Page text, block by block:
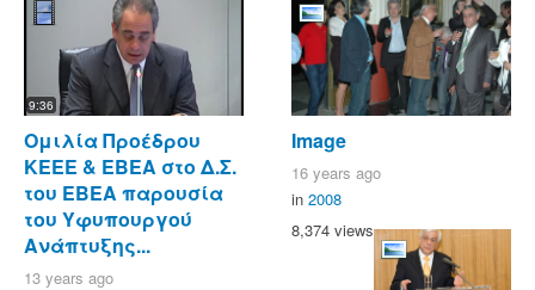
9:36
Ομιλία Προέδρου
ΚΕΕΕ & ΕΒΕΑ στο Δ.Σ.
του ΕΒΕΑ παρουσία
του Υφυπουργού
Ανάπτυξης...
13 years ago
Image
16 years ago
in 2008
8,374 views